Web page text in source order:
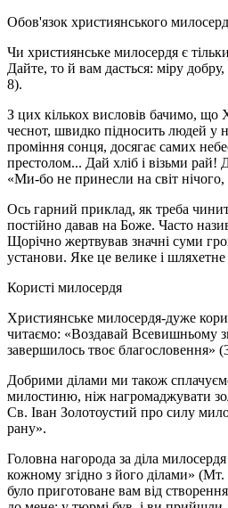
Обов'язок християнського
Чи християнське милосердя є
Дайте, то й вам дасться: міру
8).
З цих кількох висловів бачимо, що
чеснот, швидко підносить людей у
проміння сонця, досягає самих
престолом... Дай хліб і візьми рай!
«Ми-бо не принесли на світ
Ось гарний приклад, як треба
постійно давав на Боже. Часто
Щорічно жертвував значні суми
установи. Яке це велике і
Користі милосердя
Християнське милосердя-дуже
читаємо: «Воздавай Всевишньому
завершилось твоє благословення»
Добрими ділами ми також
милостиню, ніж нагромаджувати
Св. Іван Золотоустий про силу
рану».
Головна нагорода за діла
кожному згідно з його ділами»
було приготоване вам від